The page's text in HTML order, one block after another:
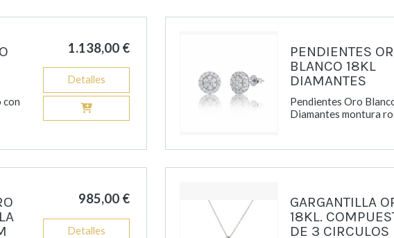
con
1.138,00 €
Detalles
PENDIENTES
BLANCO 18KL
DIAMANTES
Pendientes Oro
Diamantes montura
985,00 €
Detalles
GARGANTILLA
18KL.
DE 3 CIRCULOS